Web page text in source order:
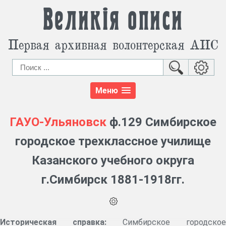
Великія описи
Первая архивная волонтерская АИС
Меню
ГАУО-Ульяновск ф.129 Симбирское
городское трехклассное училище
Казанского учебного округа
г.Симбирск 1881-1918гг.
Историческая справка: Симбирское городское